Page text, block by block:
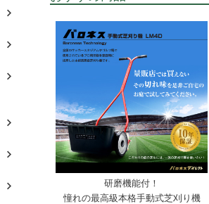
研磨機能付！
憧れの最高級本格手動式芝刈り機